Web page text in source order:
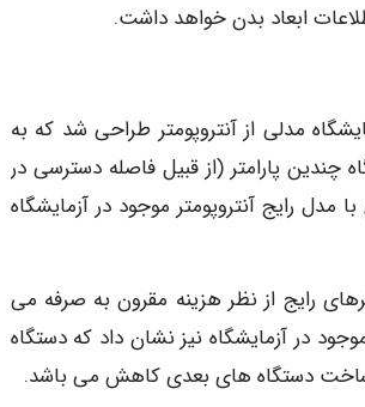
ابعاد بدن خواهد داشت.
مدلی از آنتروپومتر طراحی شد که به
پارامتر (از قبیل فاصله دسترسی در
نشسته و …) از ابعاد بدن اندازه گیری و نتایج (جدول شماره 1) آن با مدل رایج آنتروپومتر موجود در آزمایشگاه
رایج از نظر هزینه مقرون به صرفه می
در آزمایشگاه نیز نشان داد که دستگاه